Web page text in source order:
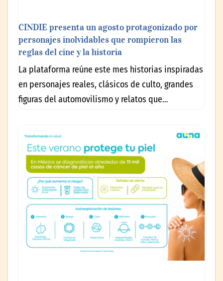
CINDIE presenta un agosto protagonizado por
personajes inolvidables que rompieron las
reglas del cine y la historia
La plataforma reúne este mes historias inspiradas
en personajes reales, clásicos de culto, grandes
figuras del automovilismo y relatos que…